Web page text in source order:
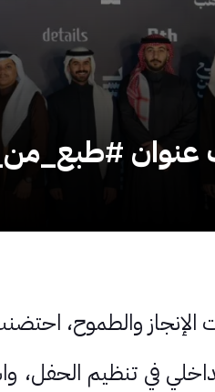
ليلة الأحد 2 فبراير، احتفالية
في تنظيم